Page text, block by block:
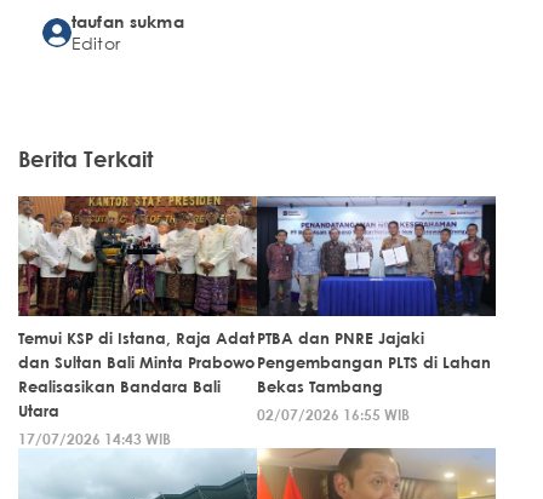
taufan sukma
Editor
Berita Terkait
Temui KSP di Istana, Raja Adat
dan Sultan Bali Minta Prabowo
Realisasikan Bandara Bali
Utara
17/07/2026 14:43 WIB
PTBA dan PNRE Jajaki
Pengembangan PLTS di Lahan
Bekas Tambang
02/07/2026 16:55 WIB